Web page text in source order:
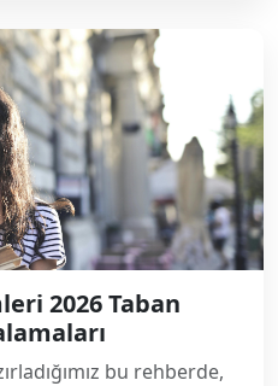
2026 Taban
bu rehberde,